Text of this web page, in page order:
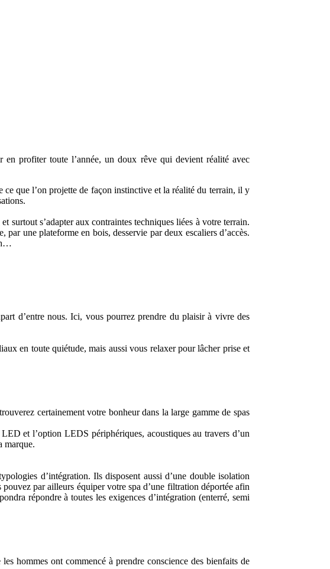
en profiter toute l’année, un doux rêve qui devient réalité avec
que l’on projette de façon instinctive et la réalité du terrain, il y
surtout s’adapter aux contraintes techniques liées à votre terrain.
une plateforme en bois, desservie par deux escaliers d’accès.
d’entre nous. Ici, vous pourrez prendre du plaisir à vivre des
en toute quiétude, mais aussi vous relaxer pour lâcher prise et
certainement votre bonheur dans la large gamme de spas
et l’option LEDS périphériques, acoustiques au travers d’un
marque.
d’intégration. Ils disposent aussi d’une double isolation
par ailleurs équiper votre spa d’une filtration déportée afin
répondre à toutes les exigences d’intégration (enterré, semi
hommes ont commencé à prendre conscience des bienfaits de